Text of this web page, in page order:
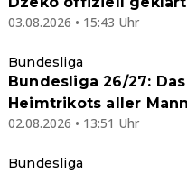
03.08.2026 • 15:43 Uhr
Bundesliga
Bundesliga 26/27:
Heimtrikots aller
02.08.2026 • 13:51 Uhr
Bundesliga